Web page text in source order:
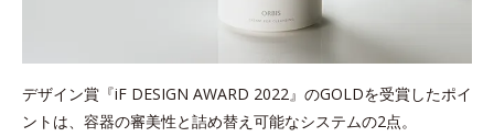
デザイン賞『iF DESIGN AWARD 2022』のGOLDを受賞したポイ
ントは、容器の審美性と詰め替え可能なシステムの2点。